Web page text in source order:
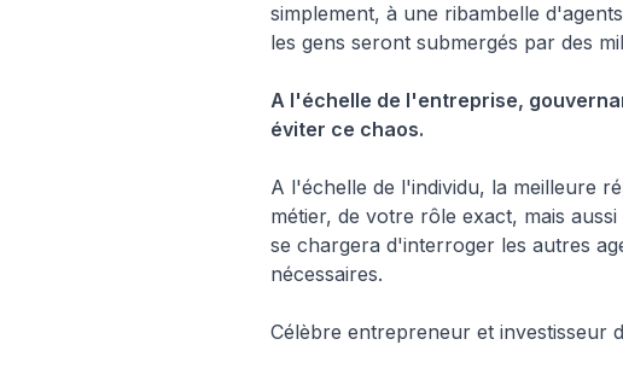
simplement, à une ribambelle
les gens seront submergés par des
A l'échelle de l'entreprise,
éviter ce chaos.
A l'échelle de l'individu, la meilleure
métier, de votre rôle exact, mais
se chargera d'interroger les autres
nécessaires.
Célèbre entrepreneur et investisseur